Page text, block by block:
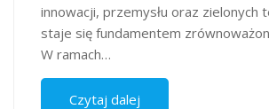
innowacji, przemysłu oraz zielonych
staje się fundamentem
W ramach…
Czytaj dalej